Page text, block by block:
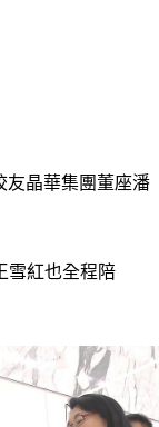
友晶華集團董座潘
雪紅也全程陪